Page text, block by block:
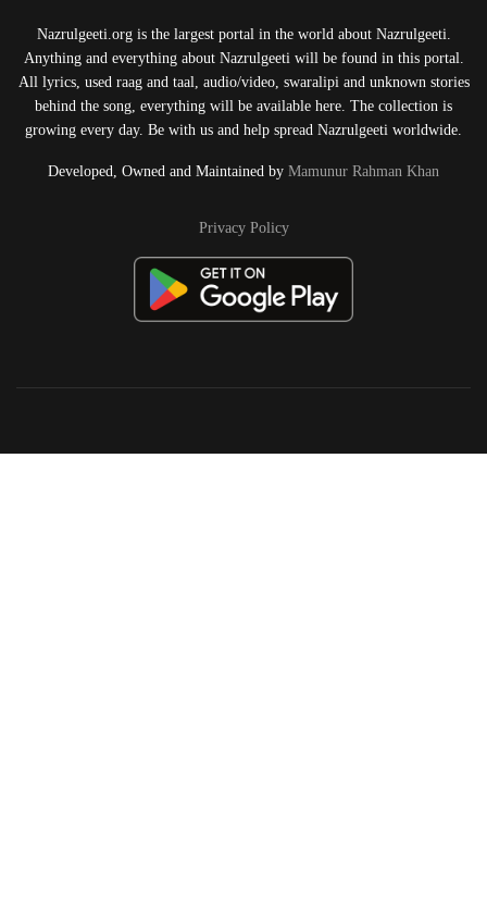
Nazrulgeeti.org is the largest portal in the world about Nazrulgeeti.
Anything and everything about Nazrulgeeti will be found in this portal.
All lyrics, used raag and taal, audio/video, swaralipi and unknown stories
behind the song, everything will be available here. The collection is
growing every day. Be with us and help spread Nazrulgeeti worldwide.
Developed, Owned and Maintained by Mamunur Rahman Khan
Privacy Policy